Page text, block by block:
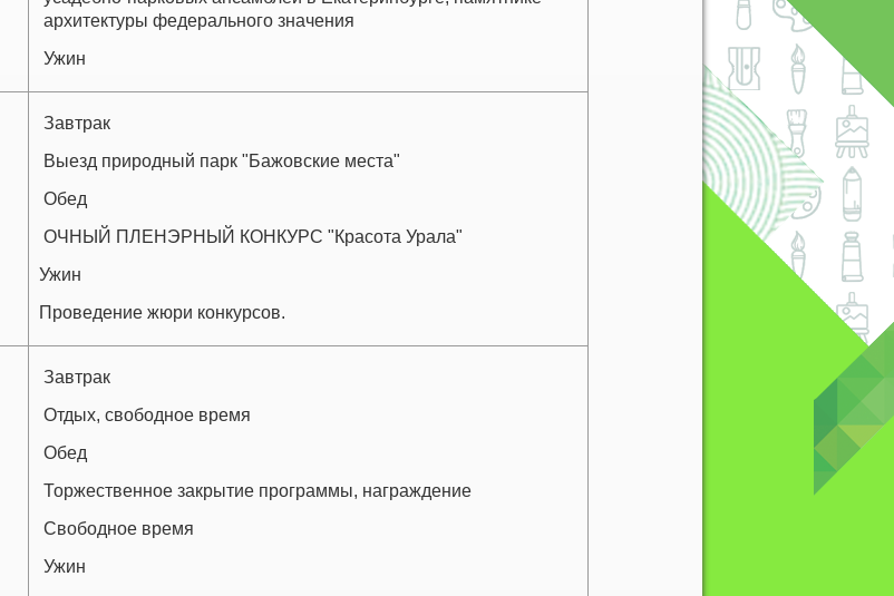
архитектуры федерального значения
Ужин
Завтрак
Выезд природный парк "Бажовские места"
Обед
ОЧНЫЙ ПЛЕНЭРНЫЙ КОНКУРС "Красота Урала"
Ужин
Проведение жюри конкурсов.
Завтрак
Отдых, свободное время
Обед
Торжественное закрытие программы, награждение
Свободное время
Ужин